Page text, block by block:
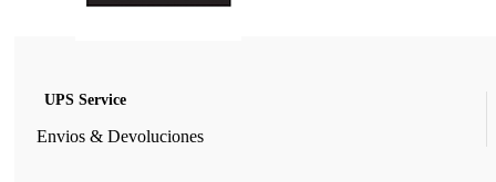
UPS Service
Envios & Devoluciones